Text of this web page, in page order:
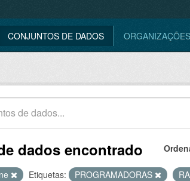
CONJUNTOS DE DADOS ORGANIZAÇÕES
dados encontrado
Etiquetas: PROGRAMADORAS